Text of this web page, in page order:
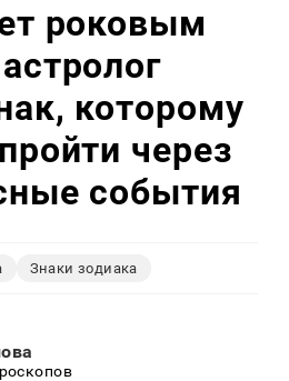
роковым
которому
через
события
Знаки зодиака